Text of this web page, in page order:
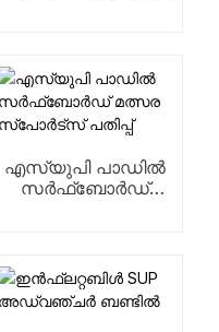
എസ്‌യു‌പി പാഡിൽ
സർഫ്‌ബോർഡ്